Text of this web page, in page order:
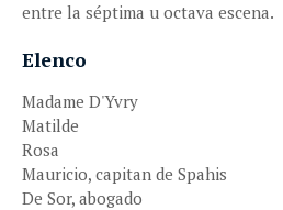
entre la séptima u octava escena.
Elenco
Madame D'Yvry
Matilde
Rosa
Mauricio, capitan de Spahis
De Sor, abogado